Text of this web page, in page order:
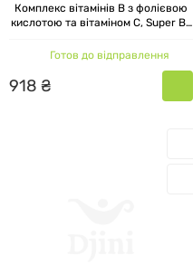
Комплекс вітамінів B з фолієвою
кислотою та вітаміном С, Super B-
Vitamin C, Nature's Bounty, 150
таблеток
Готов до відправлення
918 ₴